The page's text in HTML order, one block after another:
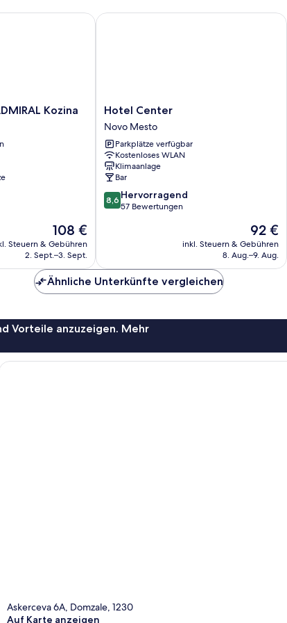
Kozina
Der
Preis
beträgt
108 €
Steuern & Gebühren
2. Sept.–3. Sept.
Kozina
Hotel
Center
Novo
Mesto
Hotel Center
Novo Mesto
Parkplätze verfügbar
Kostenloses WLAN
Klimaanlage
Bar
8.6
von
8,6 Hervorragend
57 Bewertungen
Der
Preis
beträgt
92 €
inkl. Steuern & Gebühren
8. Aug.–9. Aug.
Hotel Center
Ähnliche Unterkünfte vergleichen
Vorteile anzuzeigen. Mehr
Askerceva 6A, Domzale, 1230
Auf Karte anzeigen